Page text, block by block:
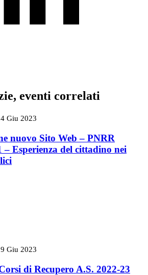
eventi correlati
Giu 2023
nuovo Sito Web – PNRR
– Esperienza del cittadino nei
Giu 2023
di Recupero A.S. 2022-23